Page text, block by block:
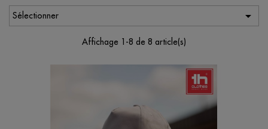
Sélectionner 
Affichage 1-8 de 8 article(s)